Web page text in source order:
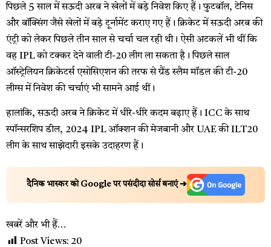
पिछले 5 साल में सऊदी अरब ने खेलों में बड़े निवेश किए हैं। फुटबॉल, टेनिस
और बॉक्सिंग जैसे खेलों में बड़े टूर्नामेंट कराए गए हैं। क्रिकेट में सऊदी अरब की
एंट्री को लेकर पिछले तीन साल से चर्चा चल रही थी। ऐसी अटकलें भी थीं कि
वह IPL को टक्कर देने वाली टी-20 लीग ला सकता है। पिछले साल
ऑस्ट्रेलियन क्रिकेटर्स एसोसिएशन की तरफ से ग्रैंड स्लैम मॉडल की टी-20
लीग्स में निवेश की चर्चाएं भी सामने आई थीं।
हालांकि, सऊदी अरब ने क्रिकेट में धीरे-धीरे कदम बढ़ाए हैं। ICC के साथ
स्पॉन्सरशिप डील, 2024 IPL ऑक्शन की मेजबानी और UAE की ILT20
लीग के साथ साझेदारी इसके उदाहरण हैं।
दैनिक भास्कर को Google पर पसंदीदा सोर्स बनाएं ➔
खबरें और भी हैं…
Post Views: 20